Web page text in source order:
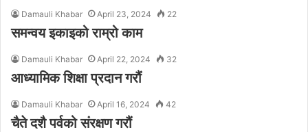
Damauli Khabar April 23, 2024 22
समन्वय इकाइको राम्रो काम
Damauli Khabar April 22, 2024 32
आध्यामिक शिक्षा प्रदान गरौं
Damauli Khabar April 16, 2024 42
चैते दशै पर्वको संरक्षण गरौं